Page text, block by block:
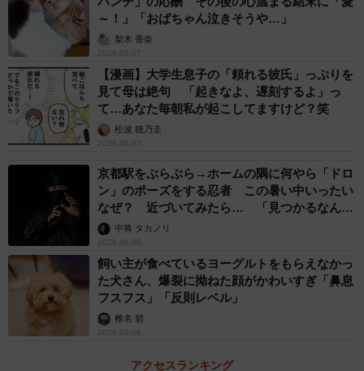
～！」「おばちゃん泣きそうや…」
梨木 香奈
2026.08.07
【漫画】大学生息子の「頼れる彼氏」っぷりを
見て母は絶句 「起きなよ、遅刻するよ」っ
て…あなた毎朝私が起こしてますけど？笑
松波 穂乃圭
2026.08.07
京都駅をぶらぶら→ホームの隅に何やら「ドロ
ン」のポーズをする忍者 この暑い中いったい
なぜ？ 近づいてみたら… 「見つかるなんて
未熟」中将 タカノリ
2026.08.06
飼い主が食べているヨーグルトをもらえなかっ
た犬さん、爆裂に拗ねた顔がかわいすぎ「鼻息
フスフス」「反則レベル」
椎名 碧
2026.08.06
アクセスランキング